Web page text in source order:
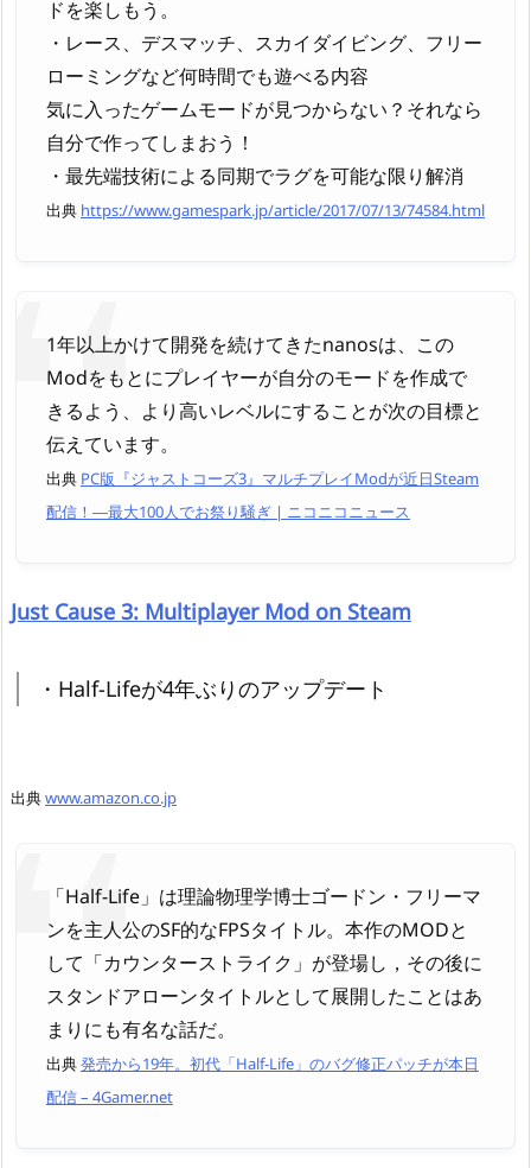
ドを楽しもう。
・レース、デスマッチ、スカイダイビング、フリー
ローミングなど何時間でも遊べる内容
気に入ったゲームモードが見つからない？それなら
自分で作ってしまおう！
・最先端技術による同期でラグを可能な限り解消
出典 https://www.gamespark.jp/article/2017/07/13/74584.html
1年以上かけて開発を続けてきたnanosは、この
Modをもとにプレイヤーが自分のモードを作成で
きるよう、より高いレベルにすることが次の目標と
伝えています。
出典 PC版『ジャストコーズ3』マルチプレイModが近日Steam
配信！―最大100人でお祭り騒ぎ | ニコニコニュース
Just Cause 3: Multiplayer Mod on Steam
・Half-Lifeが4年ぶりのアップデート
出典www.amazon.co.jp
「Half-Life」は理論物理学博士ゴードン・フリーマ
ンを主人公のSF的なFPSタイトル。本作のMODと
して「カウンターストライク」が登場し，その後に
スタンドアローンタイトルとして展開したことはあ
まりにも有名な話だ。
出典発売から19年。初代「Half-Life」のバグ修正パッチが本日
配信 – 4Gamer.net